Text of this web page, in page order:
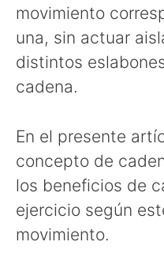
movimiento
una, sin actuar
distintos
cadena.
En el presente
concepto de
los beneficios de
ejercicio según
movimiento.